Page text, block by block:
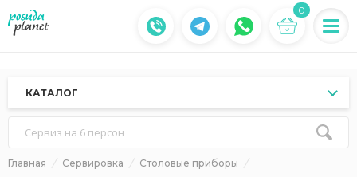
0
КАТАЛОГ
Сервиз на 6 персон
Главная Сервировка
Столовые приборы